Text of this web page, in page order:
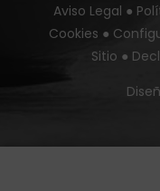
Aviso Legal ●
Cookies ●
Sitio ●